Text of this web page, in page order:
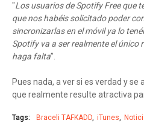
"Los usuarios de Spotify Free que
que nos habéis solicitado poder
sincronizarlas en el móvil ya lo
Spotify va a ser realmente el único
haga falta”.
Pues nada, a ver si es verdad y se
que realmente resulte atractiva
Tags: Braceli TAFKADD iTunes